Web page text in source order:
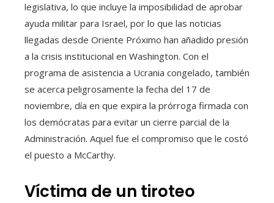
legislativa, lo que incluye la imposibilidad de aprobar
ayuda militar para Israel, por lo que las noticias
llegadas desde Oriente Próximo han añadido presión
a la crisis institucional en Washington. Con el
programa de asistencia a Ucrania congelado, también
se acerca peligrosamente la fecha del 17 de
noviembre, día en que expira la prórroga firmada con
los demócratas para evitar un cierre parcial de la
Administración. Aquel fue el compromiso que le costó
el puesto a McCarthy.
Víctima de un tiroteo